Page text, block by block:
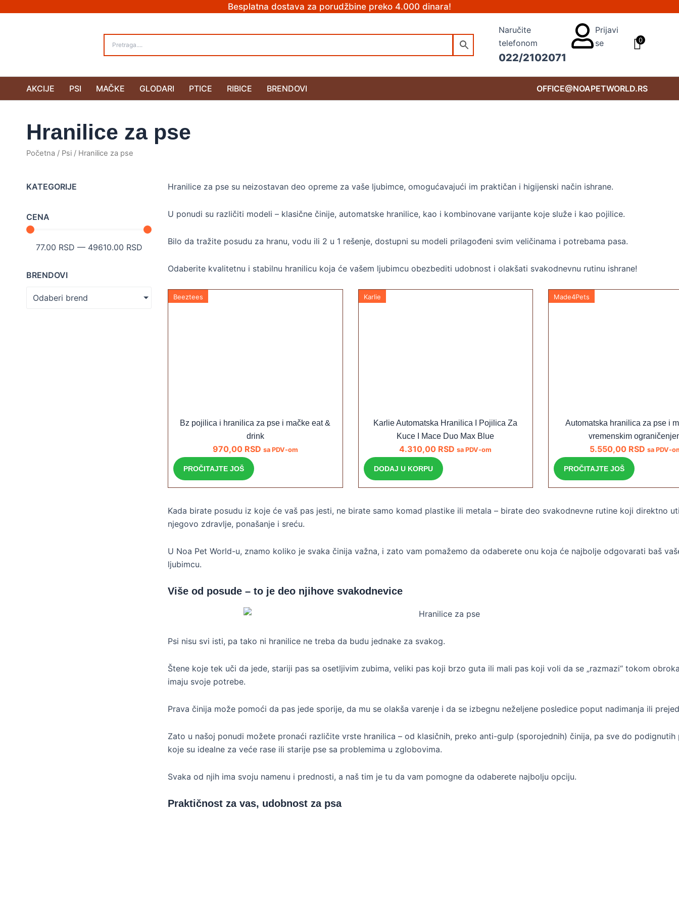
Besplatna dostava za porudžbine preko 4.000 dinara!
Naručite
telefonom
022/2102071
Prijavi
se
0
AKCIJE PSI MAČKE GLODARI PTICE RIBICE BRENDOVI OFFICE@NOAPETWORLD.RS
Hranilice za pse
Početna / Psi / Hranilice za pse
KATEGORIJE
CENA
77.00 RSD — 49610.00 RSD
BRENDOVI
Odaberi brend
Hranilice za pse su neizostavan deo opreme za vaše ljubimce, omogućavajući im praktičan i higijenski način ishrane.
U ponudi su različiti modeli – klasične činije, automatske hranilice, kao i kombinovane varijante koje služe i kao pojilice.
Bilo da tražite posudu za hranu, vodu ili 2 u 1 rešenje, dostupni su modeli prilagođeni svim veličinama i potrebama pasa.
Odaberite kvalitetnu i stabilnu hranilicu koja će vašem ljubimcu obezbediti udobnost i olakšati svakodnevnu rutinu ishrane!
Beeztees
Bz pojilica i hranilica za pse i mačke eat &
drink
970,00 RSD sa PDV-om
PROČITAJTE JOŠ
Karlie
Karlie Automatska Hranilica I Pojilica Za
Kuce I Mace Duo Max Blue
4.310,00 RSD sa PDV-om
DODAJ U KORPU
Made4Pets
Automatska hranilica za pse i
vremenskim
5.550,00 RSD sa PDV-
PROČITAJTE JOŠ
Kada birate posudu iz koje će vaš pas jesti, ne birate samo komad plastike ili metala – birate deo svakodnevne rutine koji direktno
njegovo zdravlje, ponašanje i sreću.
U Noa Pet World-u, znamo koliko je svaka činija važna, i zato vam pomažemo da odaberete onu koja će najbolje odgovarati baš
ljubimcu.
Više od posude – to je deo njihove svakodnevice
Psi nisu svi isti, pa tako ni hranilice ne treba da budu jednake za svakog.
Štene koje tek uči da jede, stariji pas sa osetljivim zubima, veliki pas koji brzo guta ili mali pas koji voli da se „razmazi“ tokom
imaju svoje potrebe.
Prava činija može pomoći da pas jede sporije, da mu se olakša varenje i da se izbegnu neželjene posledice poput nadimanja ili
Zato u našoj ponudi možete pronaći različite vrste hranilica – od klasičnih, preko anti-gulp (sporojednih) činija, pa sve do podignutih
koje su idealne za veće rase ili starije pse sa problemima u zglobovima.
Svaka od njih ima svoju namenu i prednosti, a naš tim je tu da vam pomogne da odaberete najbolju opciju.
Praktičnost za vas, udobnost za psa